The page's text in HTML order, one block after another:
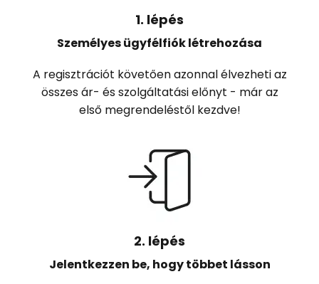
1. lépés
Személyes ügyfélfiók létrehozása
A regisztrációt követően azonnal élvezheti az
összes ár- és szolgáltatási előnyt - már az
első megrendeléstől kezdve!
2. lépés
Jelentkezzen be, hogy többet lásson